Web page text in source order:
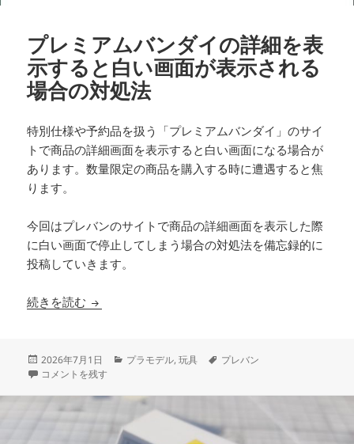
プレミアムバンダイの詳細を表
示すると白い画面が表示される
場合の対処法
特別仕様や予約品を扱う「プレミアムバンダイ」のサイ
トで商品の詳細画面を表示すると白い画面になる場合が
あります。数量限定の商品を購入する時に遭遇すると焦
ります。
今回はプレバンのサイトで商品の詳細画面を表示した際
に白い画面で停止してしまう場合の対処法を備忘録的に
投稿していきます。
続きを読む プレミアムバンダイの詳細を表示すると白い画
投
稿
2026年7月1日
カ
リ
プラモデル,玩具
タ
プレバン
プレミアムバンダイの詳細を表示すると白い画面が表示される場合の対
コメントを残す